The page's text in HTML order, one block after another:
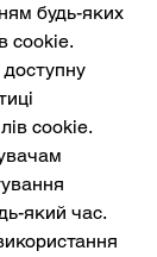
будь-яких
cookie.
cookie.
який час.